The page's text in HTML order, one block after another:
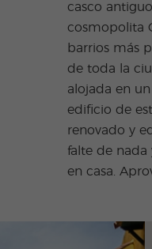
casco
cosmopolita
barrios más
de toda la
alojada en
edificio de
renovado y
falte de nada
en casa.
pasión por su
encantados
tus
tomas un
de clase, o
todo el
español en